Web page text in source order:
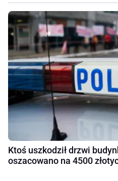
Ktoś uszkodził drzwi
oszacowano na 4500